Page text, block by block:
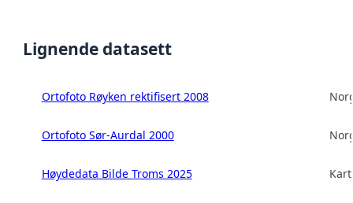
Lignende datasett
Ortofoto Røyken rektifisert 2008
Ortofoto Sør-Aurdal 2000
Høydedata Bilde Troms 2025